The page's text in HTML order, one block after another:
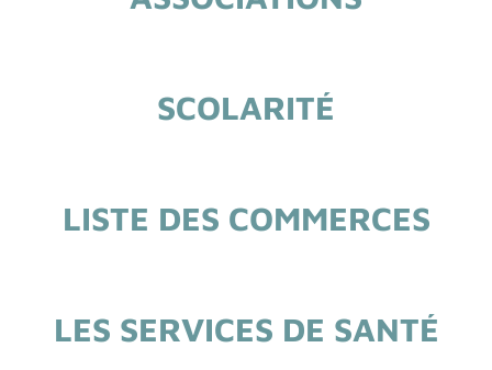
SCOLARITÉ
LISTE DES COMMERCES
LES SERVICES DE SANTÉ